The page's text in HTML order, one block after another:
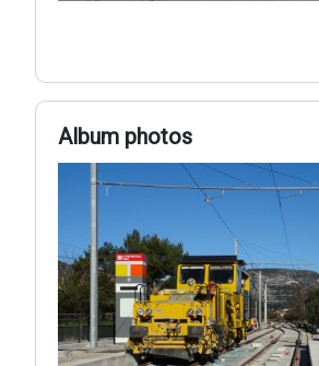
Album photos